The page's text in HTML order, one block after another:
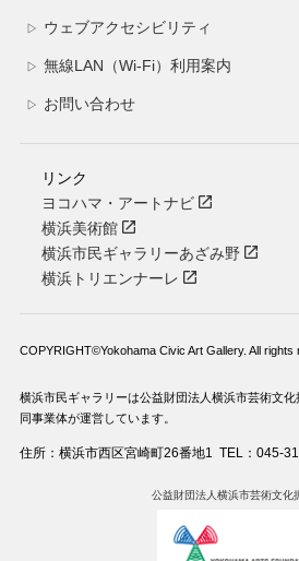
▷ ウェブアクセシビリティ
▷ 無線LAN（Wi-Fi）利用案内
▷ お問い合わせ
リンク
ヨコハマ・アートナビ
横浜美術館
横浜市民ギャラリーあざみ野
横浜トリエンナーレ
COPYRIGHT©Yokohama Civic Art Gallery. All rights
横浜市民ギャラリーは公益財団法人横浜市芸術文
同事業体が運営しています。
住所：横浜市西区宮崎町26番地1 TEL：045-
公益財団法人横浜市芸術文化